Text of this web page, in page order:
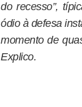
do recesso”,
ódio à defesa
momento de
Explico.